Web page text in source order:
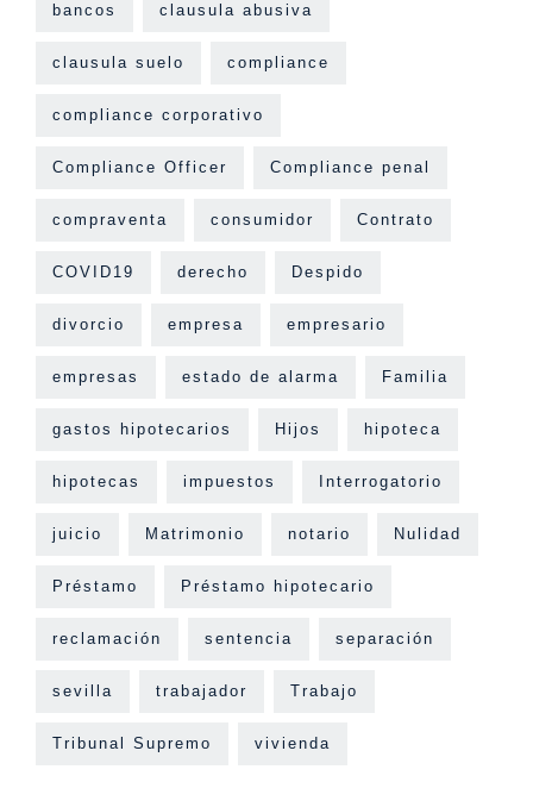
bancos clausula abusiva
clausula suelo compliance
compliance corporativo
Compliance Officer Compliance penal
compraventa consumidor Contrato
COVID19 derecho Despido
divorcio empresa empresario
empresas estado de alarma Familia
gastos hipotecarios Hijos hipoteca
hipotecas impuestos Interrogatorio
juicio Matrimonio notario Nulidad
Préstamo Préstamo hipotecario
reclamación sentencia separación
sevilla trabajador Trabajo
Tribunal Supremo vivienda